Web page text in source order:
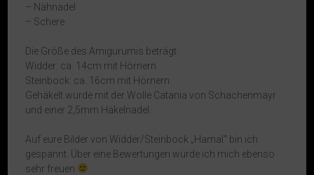
– Nähnadel
– Schere
Die Größe des Amigurumis beträgt.
Widder: ca. 14cm mit Hörnern
Steinbock: ca. 16cm mit Hörnern
Gehäkelt wurde mit der Wolle Catania von Schachenmayr
und einer 2,5mm Häkelnadel.
Auf eure Bilder von Widder/Steinbock „Hamal“ bin ich
gespannt. Über eine Bewertungen würde ich mich ebenso
sehr freuen